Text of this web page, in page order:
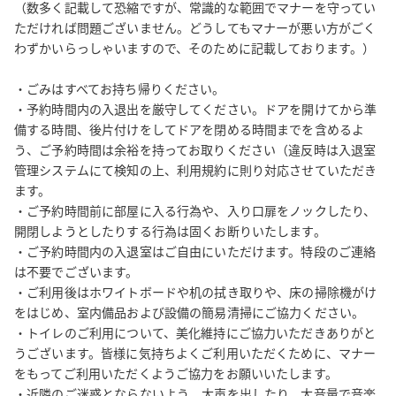
合わせください。
https://help.spacee.jp/hc/ja/requests/new?
ticket_form_id=360001931973
・予約変更については、ご予約日時が元より後となる場合、ご予
約時間が元より短くなる場合、又はご利用料金が元より少額とな
る場合は、お受けいたしかねます。
・テーブルや椅子、その他備品のレイアウトは変更可能ですが、
ご退室時に必ず元にお戻しください。
・消防設備点検をはじめ、防災ベルの鳴動や、スタッフ・管理
者・業者等の立ち入りがある可能性がありますので、予めご了承
ください。
・ご利用いただいた方向けに、当グループからのご案内をお送り
することがあります（送信拒否設定も可能です）。
【必ずご確認いただきたい事項】
・予約後に届くメール内の■■■必ずご確認ください■■■を必ずご覧
ください。その欄に記載のリンク先に、入室方法、道順等すべて
記載があります。
（数多く記載して恐縮ですが、常識的な範囲でマナーを守ってい
ただければ問題ございません。どうしてもマナーが悪い方がごく
わずかいらっしゃいますので、そのために記載しております。）
・ごみはすべてお持ち帰りください。
・予約時間内の入退出を厳守してください。ドアを開けてから準
備する時間、後片付けをしてドアを閉める時間までを含めるよ
う、ご予約時間は余裕を持ってお取りください（違反時は入退室
管理システムにて検知の上、利用規約に則り対応させていただき
ます。
・ご予約時間前に部屋に入る行為や、入り口扉をノックしたり、
開閉しようとしたりする行為は固くお断りいたします。
・ご予約時間内の入退室はご自由にいただけます。特段のご連絡
は不要でございます。
・ご利用後はホワイトボードや机の拭き取りや、床の掃除機がけ
をはじめ、室内備品および設備の簡易清掃にご協力ください。
・トイレのご利用について、美化維持にご協力いただきありがと
うございます。皆様に気持ちよくご利用いただくために、マナー
をもってご利用いただくようご協力をお願いいたします。